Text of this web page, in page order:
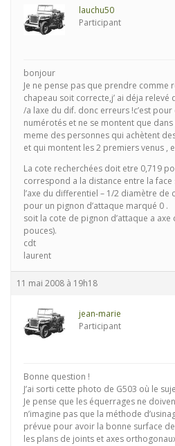
lauchu50
Participant
bonjour
Je ne pense pas que prendre comme
chapeau soit correcte,j’ ai déja relevé
/a laxe du dif. donc erreurs !c’est
numérotés et ne se montent que dans
meme des personnes qui achètent
et qui montent les 2 premiers venus ,
La cote recherchées doit etre 0,719
correspond a la distance entre la
l’axe du differentiel – 1/2 diamètre de
pour un pignon d’attaque marqué 0 .
soit la cote de pignon d’attaque a axe
pouces).
cdt
laurent
11 mai 2008 à 19h18
jean-marie
Participant
Bonne question !
J’ai sorti cette photo de G503 où le
Je pense que les équerrages ne
n’imagine pas que la méthode
prévue pour avoir la bonne surface
les plans de joints et axes